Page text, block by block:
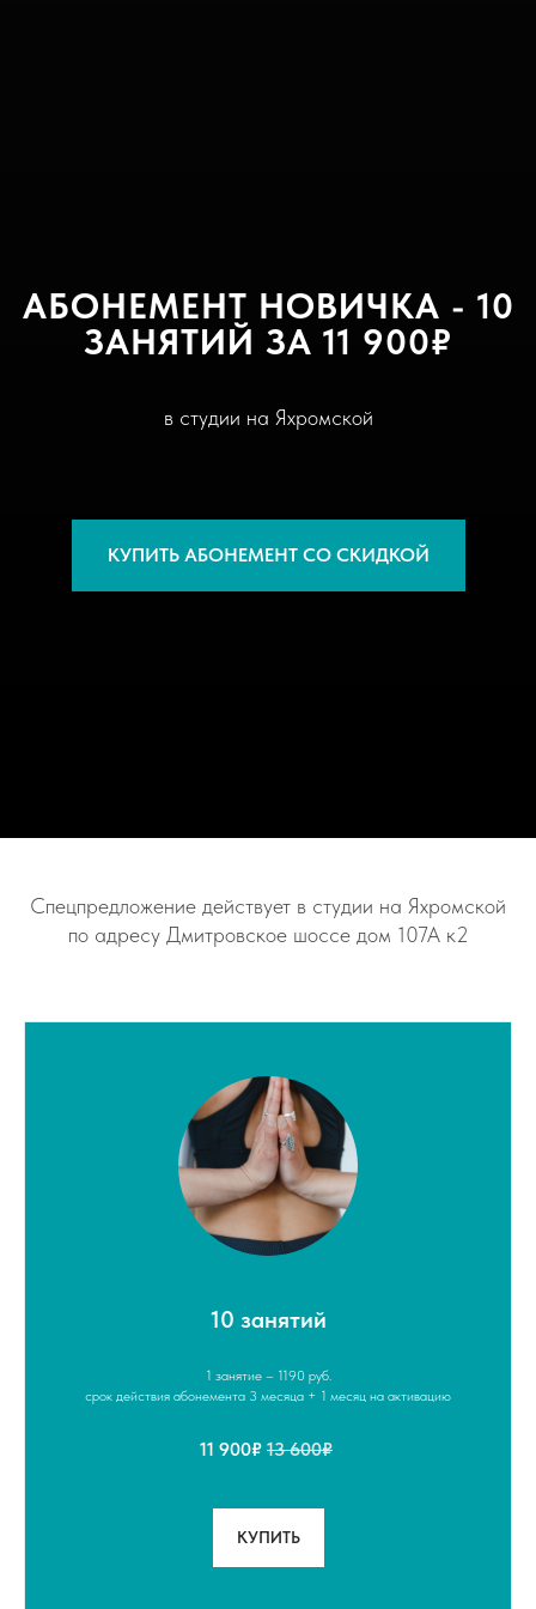
АБОНЕМЕНТ НОВИЧКА - 10
ЗАНЯТИЙ ЗА 11 900₽
в студии на Яхромской
КУПИТЬ АБОНЕМЕНТ СО СКИДКОЙ
Спецпредложение действует в студии на Яхромской
по адресу Дмитровское шоссе дом 107А к2
10 занятий
1 занятие – 1190 руб.
срок действия абонемента 3 месяца + 1 месяц на активацию
11 900₽ 13 600₽
КУПИТЬ